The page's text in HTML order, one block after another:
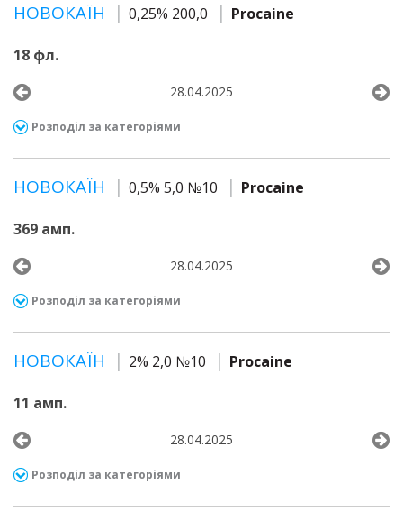
НОВОКАЇН 0,25% 200,0 Procaine
18 фл.
28.04.2025
Розподіл за категоріями
НОВОКАЇН 0,5% 5,0 №10 Procaine
369 амп.
28.04.2025
Розподіл за категоріями
НОВОКАЇН 2% 2,0 №10 Procaine
11 амп.
28.04.2025
Розподіл за категоріями